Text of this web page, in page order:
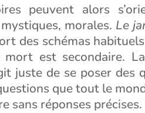
peuvent alors
morales. Le
des schémas
est secondaire.
juste de se poser des
que tout le
sans réponses précises.